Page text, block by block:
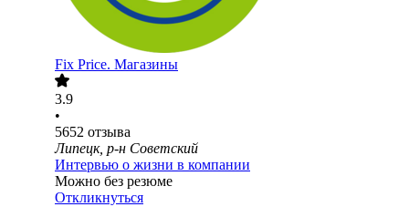
Fix Price. Магазины
3.9
•
5652 отзыва
Липецк, р-н Советский
Интервью о жизни в компании
Можно без резюме
Откликнуться